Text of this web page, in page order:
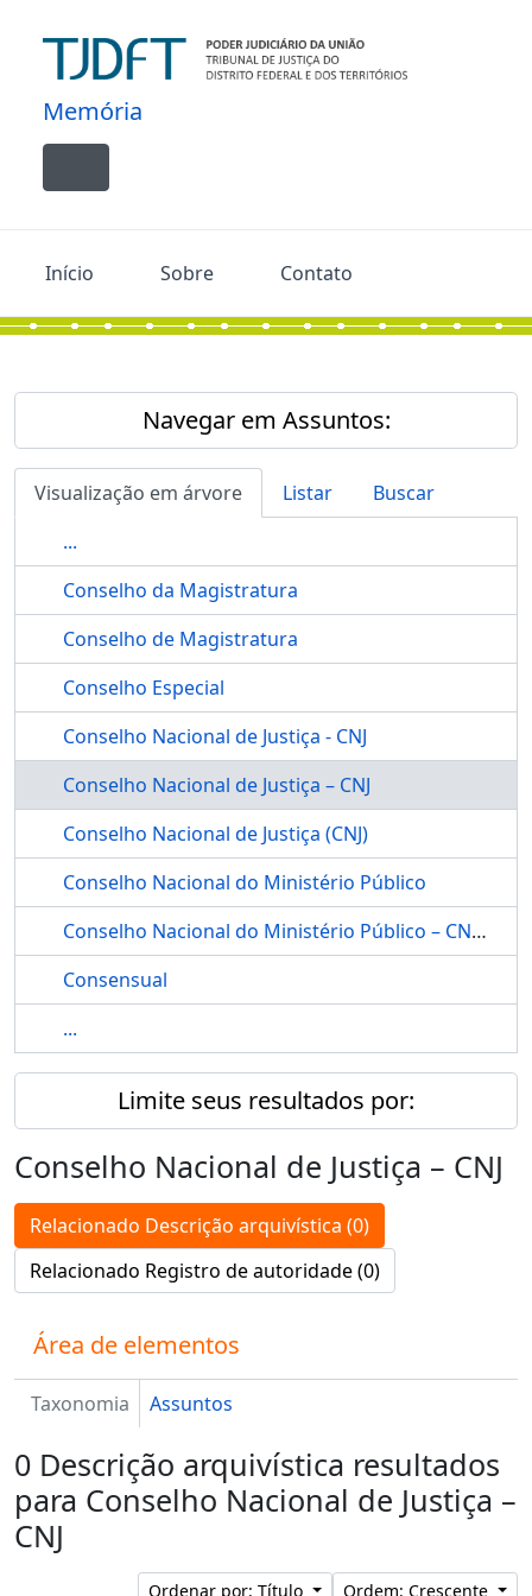
Memória
Toggle navigation
Início Sobre Contato
Navegar em Assuntos:
Visualização em árvore Listar
Buscar
...
Conselho da Magistratura
Conselho de Magistratura
Conselho Especial
Conselho Nacional de Justiça - CNJ
Conselho Nacional de Justiça – CNJ
Conselho Nacional de Justiça (CNJ)
Conselho Nacional do Ministério Público
Conselho Nacional do Ministério Público – CNMP
Consensual
...
Limite seus resultados por:
Conselho Nacional de Justiça – CNJ
Relacionado Descrição arquivística (0)
Relacionado Registro de autoridade (0)
Área de elementos
Taxonomia Assuntos
0 Descrição arquivística resultados
para Conselho Nacional de Justiça –
CNJ
Ordenar por: Título Ordem: Crescente